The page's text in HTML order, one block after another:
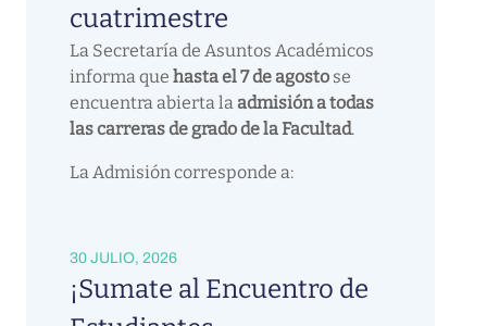
cuatrimestre
La Secretaría de Asuntos Académicos
informa que hasta el 7 de agosto se
encuentra abierta la admisión a todas
las carreras de grado de la Facultad.
La Admisión corresponde a:
30 JULIO, 2026
¡Sumate al Encuentro de